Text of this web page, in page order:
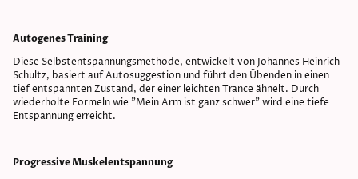
Autogenes Training
Diese Selbstentspannungsmethode, entwickelt von Johannes Heinrich
Schultz, basiert auf Autosuggestion und führt den Übenden in einen
tief entspannten Zustand, der einer leichten Trance ähnelt. Durch
wiederholte Formeln wie "Mein Arm ist ganz schwer" wird eine tiefe
Entspannung erreicht.
Progressive Muskelentspannung